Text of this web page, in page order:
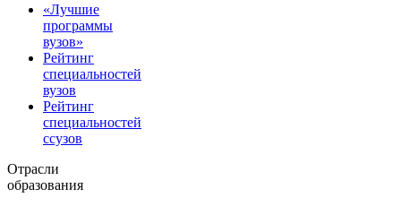
«Лучшие
программы
вузов»
Рейтинг
специальностей
вузов
Рейтинг
специальностей
ссузов
Отрасли
образования